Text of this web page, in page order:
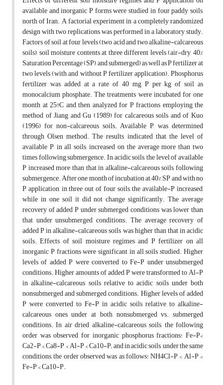
available and inorganic P forms were studied in four paddy soils,
north of Iran. A factorial experiment in a completely randomized
design with two replications was performed in a laboratory study.
Factors of soil at four levels (two acid and two alkaline-calcareous
soils), soil moisture contents at three different levels (air-dry, 40%
Saturation Percentage (SP), and submerged) as well as P fertilizer at
two levels (with and without P fertilizer application). Phosphorus
fertilizer was added at a rate of 40 mg P per kg of soil as
monocalcium phosphate. The treatments were incubated for one
month at 25?C and then analyzed for P fractions employing the
method of Jiang and Gu (1989) for calcareous soils and of Kuo
(1996) for non-calcareous soils. Available P, was determined
through Olsen method. The results indicated that the level of
available P, in all soils, increased on the average more than two
times following submergence. In acidic soils, the level of available
P increased more than that in alkaline-calcareous soils following
submergence. After one month of incubation at 40% SP and with no
P application, in three out of four soils, the available-P increased,
while in one soil it did not change significantly. The average
recovery of added P under submerged conditions was lower than
that under unsubmerged conditions. The average recovery of
added P in alkaline-calcareous soils was higher than that in acidic
soils. Effects of soil moisture regimes and P fertilizer on all
inorganic P fractions were significant in all soils studied. Higher
levels of added P were converted to Fe-P under unsubmerged
conditions. Higher amounts of added P were transformed to Al-P
in alkaline-calcareous soils relative to acidic soils under both
nonsubmerged and submerged conditions. Higher levels of added
P were converted to Fe-P in acidic soils relative to alkaline-
calcareous ones under at both nonsubmerged vs. submerged
conditions. In air dried alkaline-calcareous soils, the following
order was observed for inorganic phosphorus fractions: Fe-P<
Ca2-P < Ca8-P < Al-P < Ca10-P; and in acidic soils, under the same
conditions, the order observed was as follows: NH4Cl-P < Al-P <
Fe-P < Ca10-P.